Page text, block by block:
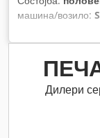
машина/возило:
Дилери